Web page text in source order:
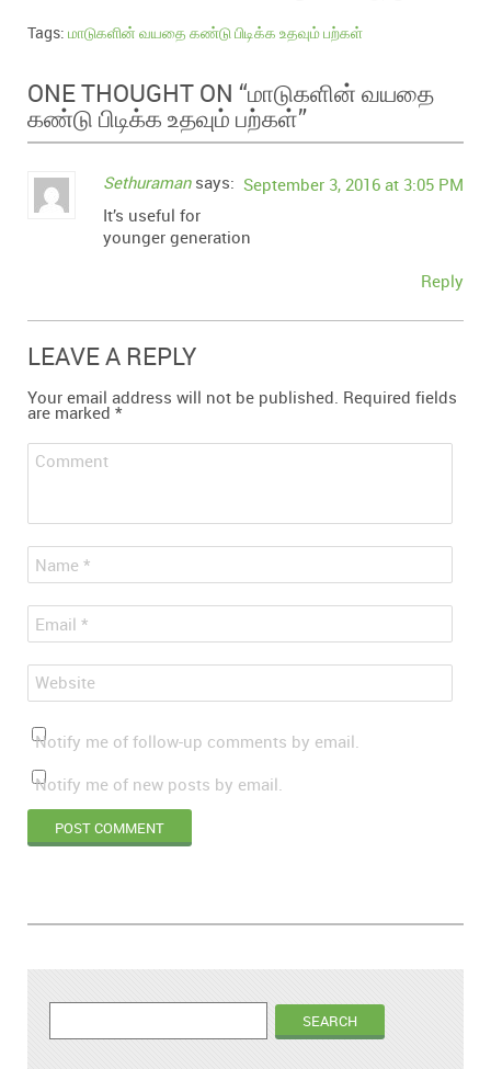
Tags: மாடுகளின் வயதை கண்டு பிடிக்க உதவும் பற்கள்
ONE THOUGHT ON “மாடுகளின் வயதை
கண்டு பிடிக்க உதவும் பற்கள்”
Sethuraman says: September 3, 2016 at 3:05 PM
It’s useful for
younger generation
Reply
LEAVE A REPLY
Your email address will not be published. Required fields
are marked *
Comment
Name *
Email *
Website
Notify me of follow-up comments by email.
Notify me of new posts by email.